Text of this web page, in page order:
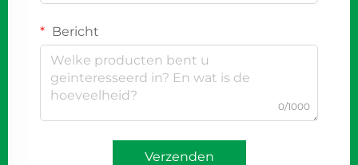
Bericht
0/1000
Verzenden